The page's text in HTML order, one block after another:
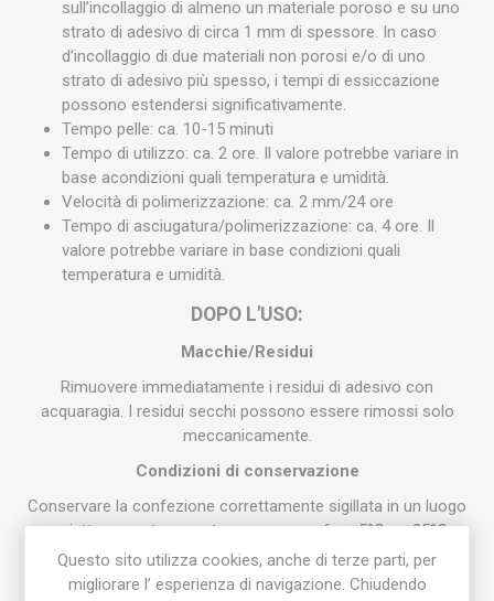
sull’incollaggio di almeno un materiale poroso e su uno
strato di adesivo di circa 1 mm di spessore. In caso
d’incollaggio di due materiali non porosi e/o di uno
strato di adesivo più spesso, i tempi di essiccazione
possono estendersi significativamente.
Tempo pelle: ca. 10-15 minuti
Tempo di utilizzo: ca. 2 ore. Il valore potrebbe variare in
base acondizioni quali temperatura e umidità.
Velocità di polimerizzazione: ca. 2 mm/24 ore
Tempo di asciugatura/polimerizzazione: ca. 4 ore. Il
valore potrebbe variare in base condizioni quali
temperatura e umidità.
DOPO L'USO:
Macchie/Residui
Rimuovere immediatamente i residui di adesivo con
acquaragia. I residui secchi possono essere rimossi solo
meccanicamente.
Condizioni di conservazione
Conservare la confezione correttamente sigillata in un luogo
asciutto a una temperatura compresa fra +5°C e +25°C.
Questo sito utilizza cookies, anche di terze parti, per
migliorare l’ esperienza di navigazione. Chiudendo